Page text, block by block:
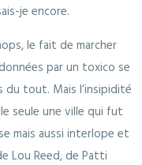
je encore.
le fait de marcher
par un toxico se
du tout. Mais l’insipidité
seule une ville qui fut
mais aussi interlope et
Lou Reed, de Patti